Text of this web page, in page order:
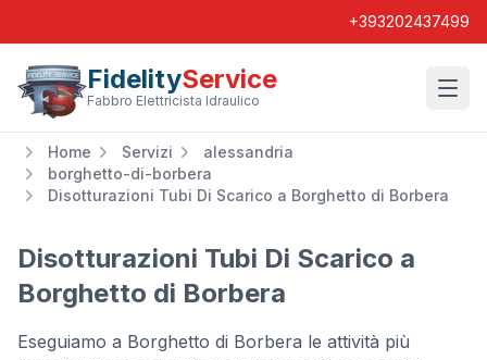
+393202437499
FidelityService
Fabbro Elettricista Idraulico
Home Servizi
alessandria
borghetto-di-borbera
Disotturazioni Tubi Di Scarico a Borghetto di Borbera
Disotturazioni Tubi Di Scarico a
Borghetto di Borbera
Eseguiamo a Borghetto di Borbera le attività più